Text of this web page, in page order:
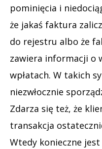
pominięcia i
że jakaś faktura
do rejestru albo że
zawiera informacji o
wpłatach. W takich
niezwłocznie
Zdarza się też, że
transakcja
Wtedy konieczne